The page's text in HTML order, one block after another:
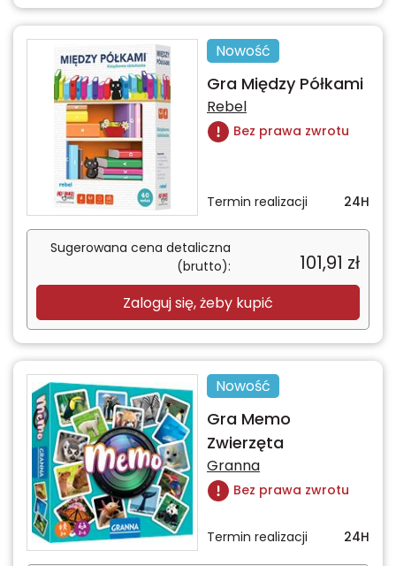
Nowość
Gra Między Półkami
Rebel
Bez prawa zwrotu
Termin realizacji 24H
Sugerowana cena detaliczna
(brutto):
101,91 zł
Zaloguj się, żeby kupić
Nowość
Gra Memo
Zwierzęta
Granna
Bez prawa zwrotu
Termin realizacji 24H